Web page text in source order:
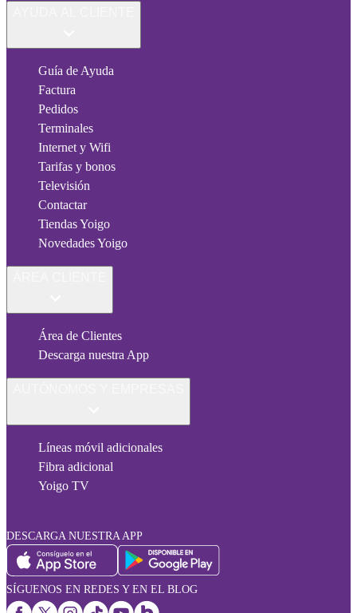
Guía de Ayuda
Factura
Pedidos
Terminales
Internet y Wifi
Tarifas y bonos
Televisión
Contactar
Tiendas Yoigo
Novedades Yoigo
Área de Clientes
Descarga nuestra App
Líneas móvil adicionales
Fibra adicional
Yoigo TV
DESCARGA NUESTRA APP
SÍGUENOS EN REDES Y EN EL BLOG